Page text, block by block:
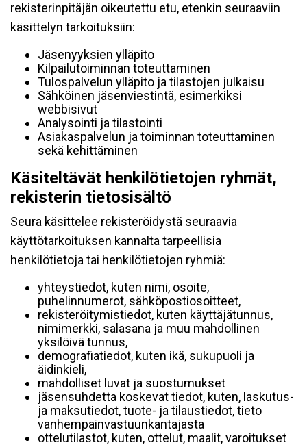
rekisterinpitäjän oikeutettu etu, etenkin seuraaviin
käsittelyn tarkoituksiin:
Jäsenyyksien ylläpito
Kilpailutoiminnan toteuttaminen
Tulospalvelun ylläpito ja tilastojen julkaisu
Sähköinen jäsenviestintä, esimerkiksi
webbisivut
Analysointi ja tilastointi
Asiakaspalvelun ja toiminnan toteuttaminen
sekä kehittäminen
Käsiteltävät henkilötietojen ryhmät,
rekisterin tietosisältö
Seura käsittelee rekisteröidystä seuraavia
käyttötarkoituksen kannalta tarpeellisia
henkilötietoja tai henkilötietojen ryhmiä:
yhteystiedot, kuten nimi, osoite,
puhelinnumerot, sähköpostiosoitteet,
rekisteröitymistiedot, kuten käyttäjätunnus,
nimimerkki, salasana ja muu mahdollinen
yksilöivä tunnus,
demografiatiedot, kuten ikä, sukupuoli ja
äidinkieli,
mahdolliset luvat ja suostumukset
jäsensuhdetta koskevat tiedot, kuten, laskutus-
ja maksutiedot, tuote- ja tilaustiedot, tieto
vanhempainvastuunkantajasta
ottelutilastot, kuten, ottelut, maalit, varoitukset